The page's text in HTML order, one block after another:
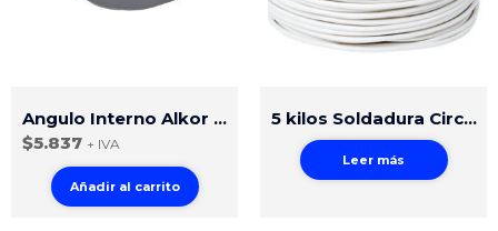
Angulo Interno Alkor Cubierta
$5.837 + IVA
Añadir al carrito
5 kilos Soldadura Circular Polietileno 4mm Natural
Leer más